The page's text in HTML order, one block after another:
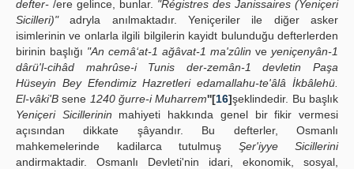
defter- /ere gelince, bunlar. "Régistres des Janissaires (Yeniçeri
Sicilleri)"adryla anılmaktadır. Yeniçeriler ile diğer asker
isimlerinin ve onlarla ilgili bilgilerin kayidt bulunduğu defterlerden
birinin başlığı "An cemâ‘at-1 ağâvat-1 ma'zûlin ve yeniçenyân-1
dârü'l-cihâd mahrûse-i Tunis der-zemân-1 devletin Paşa
Hüseyin Bey Efendimiz Hazretleri edamallahu-te'âlâ İkbâlehü.
El-vâki'B sene 1240 ğurre-i Muharrem''[16]şeklindedir. Bu başlık
Yeniçeri Sicillerinin mahiyeti hakkında genel bir fikir vermesi
açısından dikkate şâyandır. Bu defterler, Osmanlı
mahkemelerinde kadilarca tutulmuş Şer'iyye Sicillerini
andirmaktadir. Osmanlı Devleti'nin idari, ekonomik, sosyal,